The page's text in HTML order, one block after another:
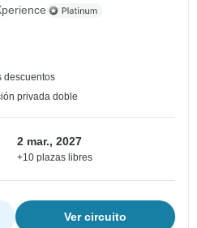
descuentos
privada doble
2 mar., 2027
+10 plazas libres
Ver circuito